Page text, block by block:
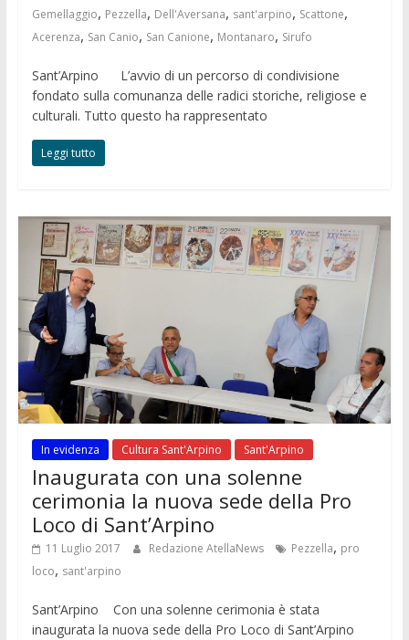
Gemellaggio, Pezzella, Dell'Aversana, sant'arpino, Scattone,
Acerenza, San Canio, San Canione, Montanaro, Sirufo
Sant’Arpino L’avvio di un percorso di condivisione
fondato sulla comunanza delle radici storiche, religiose e
culturali. Tutto questo ha rappresentato
Leggi tutto
In evidenza Cultura Sant'Arpino Sant'Arpino
Inaugurata con una solenne
cerimonia la nuova sede della Pro
Loco di Sant’Arpino
11 Luglio 2017 Redazione AtellaNews Pezzella, pro
loco, sant'arpino
Sant’Arpino Con una solenne cerimonia è stata
inaugurata la nuova sede della Pro Loco di Sant’Arpino